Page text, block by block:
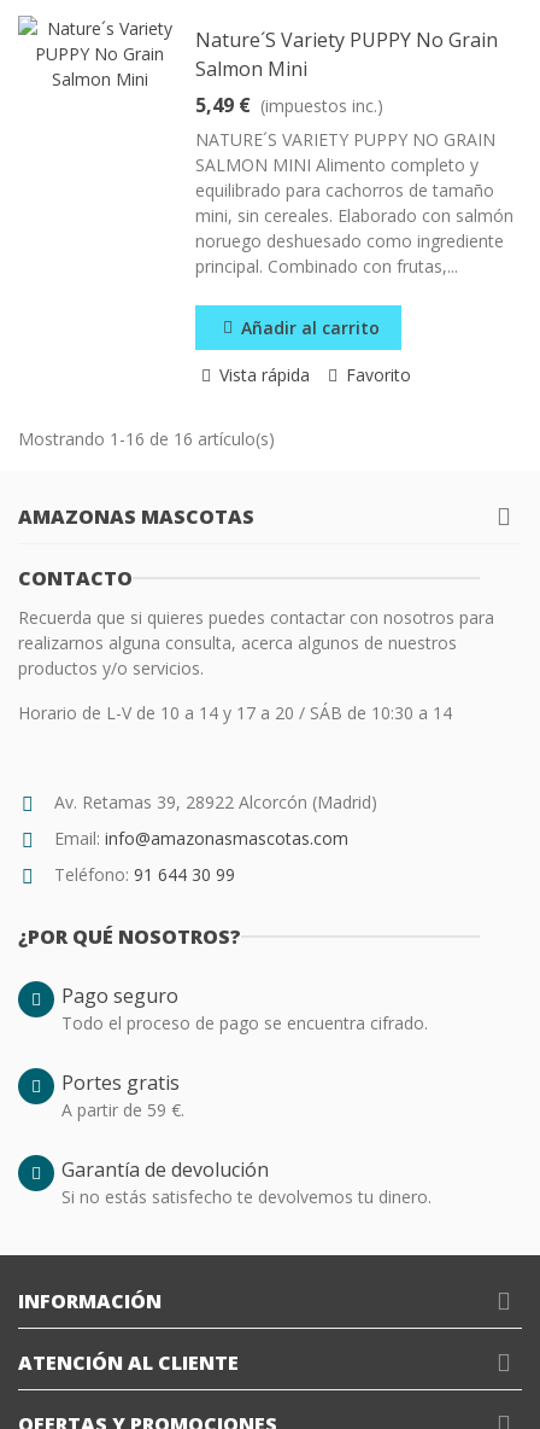
Nature´s Variety PUPPY No Grain
Salmon Mini
5,49 € (impuestos inc.)
NATURE´S VARIETY PUPPY NO GRAIN
SALMON MINI Alimento completo y
equilibrado para cachorros de tamaño
mini, sin cereales. Elaborado con salmón
noruego deshuesado como ingrediente
principal. Combinado con frutas,...
Añadir al carrito
Vista rápida Favorito
Mostrando 1-16 de 16 artículo(s)
AMAZONAS MASCOTAS
CONTACTO
Recuerda que si quieres puedes contactar con nosotros para
realizarnos alguna consulta, acerca algunos de nuestros
productos y/o servicios.
Horario de L-V de 10 a 14 y 17 a 20 / SÁB de 10:30 a 14
Av. Retamas 39, 28922 Alcorcón (Madrid)
Email: info@amazonasmascotas.com
Teléfono: 91 644 30 99
¿POR QUÉ NOSOTROS?
Pago seguro
Todo el proceso de pago se encuentra cifrado.
Portes gratis
A partir de 59 €.
Garantía de devolución
Si no estás satisfecho te devolvemos tu dinero.
INFORMACIÓN
ATENCIÓN AL CLIENTE